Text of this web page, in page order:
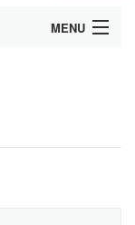
MENU